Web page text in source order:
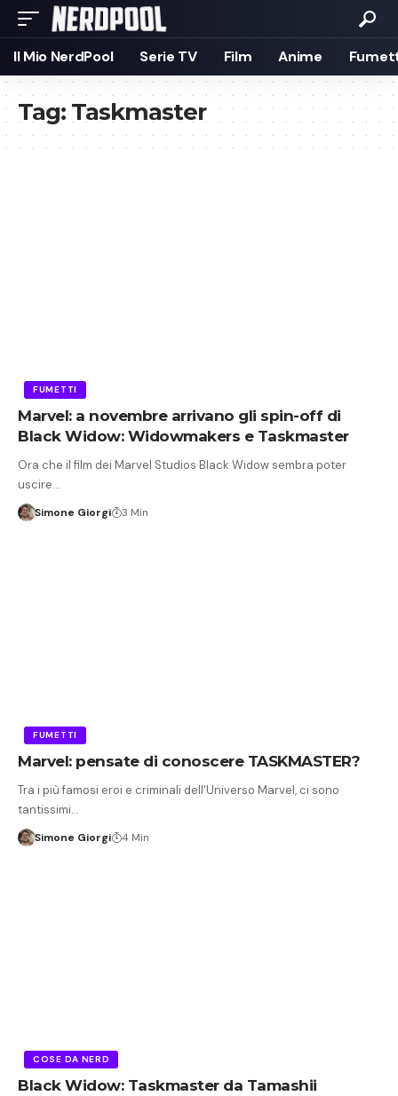
Il Mio NerdPool Serie TV Film Anime
Tag: Taskmaster
FUMETTI
Marvel: a novembre arrivano gli spin-off di
Black Widow: Widowmakers e Taskmaster
Ora che il film dei Marvel Studios Black Widow sembra poter
uscire…
Simone Giorgi 3 Min
FUMETTI
Marvel: pensate di conoscere TASKMASTER?
Tra i più famosi eroi e criminali dell'Universo Marvel, ci sono
tantissimi…
Simone Giorgi 4 Min
COSE DA NERD
Black Widow: Taskmaster da Tamashii